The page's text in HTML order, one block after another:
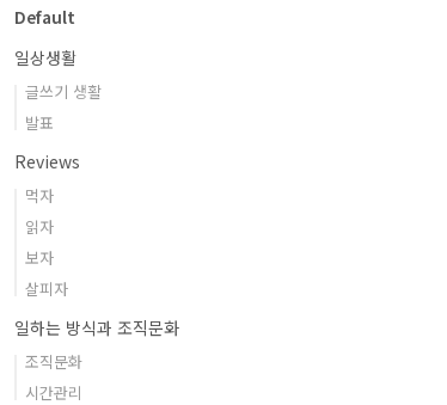
Default
일상생활
글쓰기 생활
발표
Reviews
먹자
읽자
보자
살피자
일하는 방식과 조직문화
조직문화
시간관리